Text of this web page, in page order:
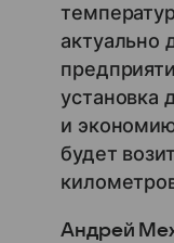
актуально
установка
и
будет
Андрей